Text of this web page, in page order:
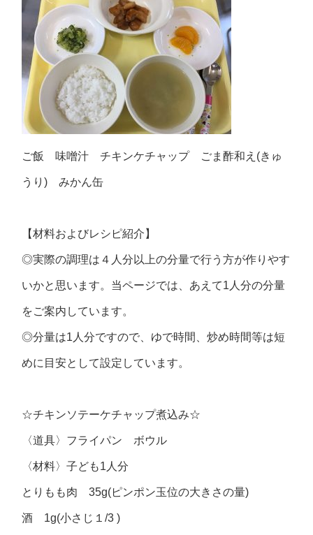
ご飯 味噌汁 チキンケチャップ ごま酢和え(きゅ
うり) みかん缶
【材料およびレシピ紹介】
◎実際の調理は４人分以上の分量で行う方が作りやす
いかと思います。当ページでは、あえて1人分の分量
をご案内しています。
◎分量は1人分ですので、ゆで時間、炒め時間等は短
めに目安として設定しています。
☆チキンソテーケチャップ煮込み☆
〈道具〉フライパン ボウル
〈材料〉子ども1人分
とりもも肉 35g(ピンポン玉位の大きさの量)
酒 1g(小さじ１/3 )